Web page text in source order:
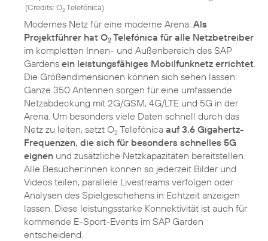
(Credits: O2Telefónica)
Modernes Netz für eine moderne Arena: Als
Projektführer hat O2 Telefónica für alle Netzbetreiber
im kompletten Innen- und Außenbereich des SAP
Gardens ein leistungsfähiges Mobilfunknetz errichtet
Die Größendimensionen können sich sehen lassen:
Ganze 350 Antennen sorgen für eine umfassende
Netzabdeckung mit 2G/GSM, 4G/LTE und 5G in der
Arena. Um besonders viele Daten schnell durch das
Netz zu leiten, setzt O2 Telefónica auf 3,6 Gigahertz-
Frequenzen, die sich für besonders schnelles 5G
eignen und zusätzliche Netzkapazitäten bereitstellen.
Alle Besucher:innen können so jederzeit Bilder und
Videos teilen, parallele Livestreams verfolgen oder
Analysen des Spielgeschehens in Echtzeit anzeigen
lassen. Diese leistungsstarke Konnektivität ist auch für
kommende E-Sport-Events im SAP Garden
entscheidend.